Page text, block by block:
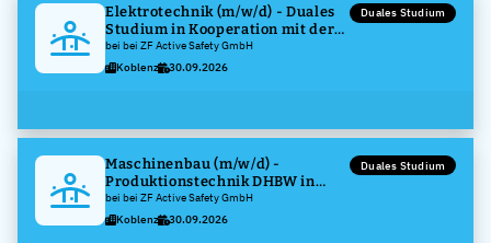
Elektrotechnik (m/w/d) - Duales
Studium in Kooperation mit der
Dualen Hochschule Baden
Württemberg - Mannheim
bei bei ZF Active Safety GmbH
Duales Studium
Koblenz 30.09.2026
Maschinenbau (m/w/d) -
Produktionstechnik DHBW in
Kooperation mit der Dualen
Hochschule Baden Württemberg
bei bei ZF Active Safety GmbH
Duales Studium
Koblenz 30.09.2026